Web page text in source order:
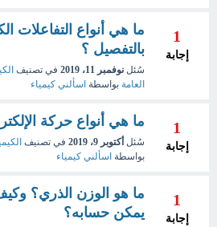
1
إجابة
ما هي أنواع التفاعلات
بالتفصيل ؟
سُئل نوفمبر 11، 2019 في تصنيف
العامة بواسطة اسألني كيمياء
1
إجابة
ما هي أنواع حركة
سُئل أكتوبر 9، 2019 في تصنيف
بواسطة اسألني كيمياء
1
إجابة
ما هو الوزن الذري؟
يمكن حسابه؟